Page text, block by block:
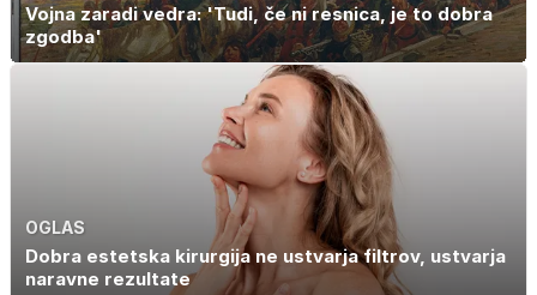
Vojna zaradi vedra: 'Tudi, če ni resnica, je to dobra
zgodba'
OGLAS
Dobra estetska kirurgija ne ustvarja filtrov, ustvarja
naravne rezultate